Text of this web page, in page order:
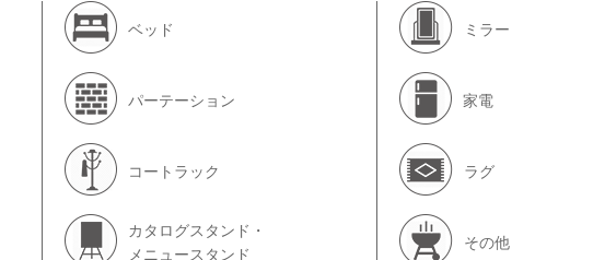
ベッド
パーテーション
コートラック
カタログスタンド・
メニュースタンド
ミラー
家電
ラグ
その他